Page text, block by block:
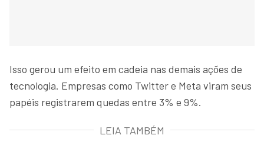
Isso gerou um efeito em cadeia nas demais ações de
tecnologia. Empresas como Twitter e Meta viram seus
papéis registrarem quedas entre 3% e 9%.
LEIA TAMBÉM